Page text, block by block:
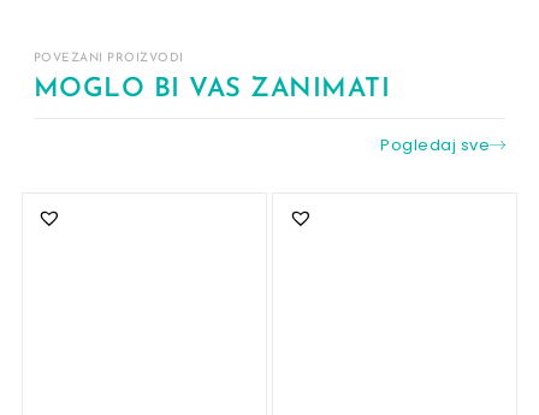
POVEZANI PROIZVODI
MOGLO BI VAS ZANIMATI
Pogledaj sve